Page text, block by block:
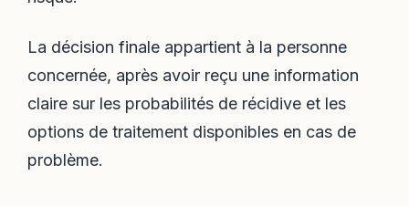
La décision finale appartient à la personne
concernée, après avoir reçu une information
claire sur les probabilités de récidive et les
options de traitement disponibles en cas de
problème.